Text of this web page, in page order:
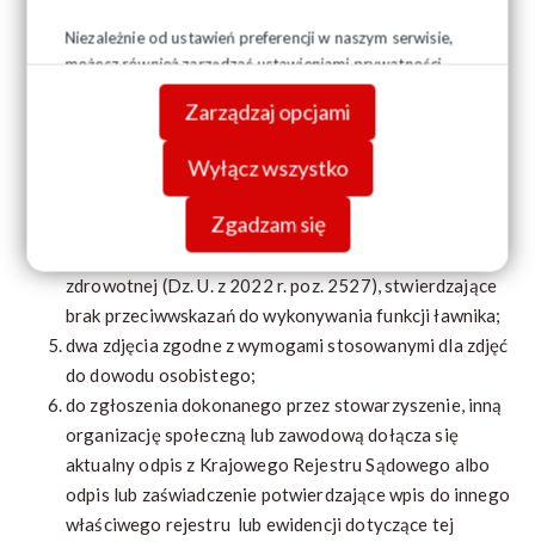
Niezależnie od ustawień preferencji w naszym serwisie,
możesz również zarządzać ustawieniami prywatności
swojej przeglądarki. Więcej informacji o przetwarzaniu
danych znajdziesz wPolityce prywatności.
Zarządzaj opcjami
Wyłącz wszystko
Zgadzam się
oświadczenie kandydata, że nie jest lub nie był
rodzicielska nie została mu ograniczona ani
zawieszona;
zaświadczenie lekarskie o stanie zdrowia, wystawione
przez lekarza podstawowej opieki zdrowotnej, w
rozumieniu przepisów ustawy
z dnia 27 października 2017 r. o podstawowej opiece
zdrowotnej (Dz. U. z 2022 r. poz. 2527), stwierdzające
brak przeciwwskazań do wykonywania funkcji ławnika;
dwa zdjęcia zgodne z wymogami stosowanymi dla zdjęć
do dowodu osobistego;
do zgłoszenia dokonanego przez stowarzyszenie, inną
organizację społeczną lub zawodową dołącza się
aktualny odpis z Krajowego Rejestru Sądowego albo
odpis lub zaświadczenie potwierdzające wpis do innego
właściwego rejestru lub ewidencji dotyczące tej